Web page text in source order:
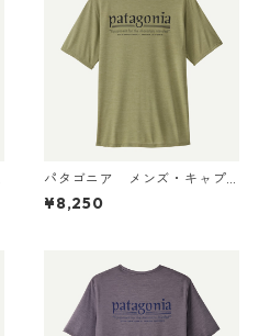
パタゴニア メンズ・キャプ
リーン・クール・デイリー・
シャツ（ハット・トリッパ
04 日本正規品
¥8,250